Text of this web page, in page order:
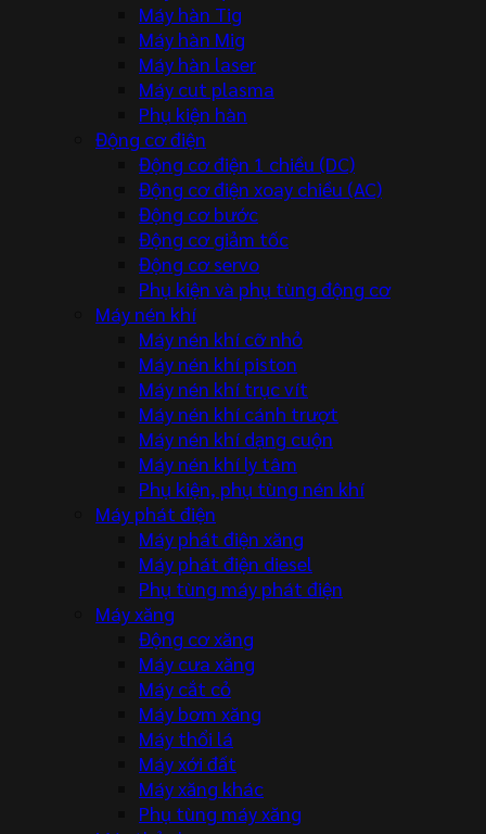
Máy hàn Tig
Máy hàn Mig
Máy hàn laser
Máy cut plasma
Phụ kiện hàn
Động cơ điện
Động cơ điện 1 chiều (DC)
Động cơ điện xoay chiều (AC)
Động cơ bước
Động cơ giảm tốc
Động cơ servo
Phụ kiện và phụ tùng động cơ
Máy nén khí
Máy nén khí cỡ nhỏ
Máy nén khí piston
Máy nén khí trục vít
Máy nén khí cánh trượt
Máy nén khí dạng cuộn
Máy nén khí ly tâm
Phụ kiện, phụ tùng nén khí
Máy phát điện
Máy phát điện xăng
Máy phát điện diesel
Phụ tùng máy phát điện
Máy xăng
Động cơ xăng
Máy cưa xăng
Máy cắt cỏ
Máy bơm xăng
Máy thổi lá
Máy xới đất
Máy xăng khác
Phụ tùng máy xăng